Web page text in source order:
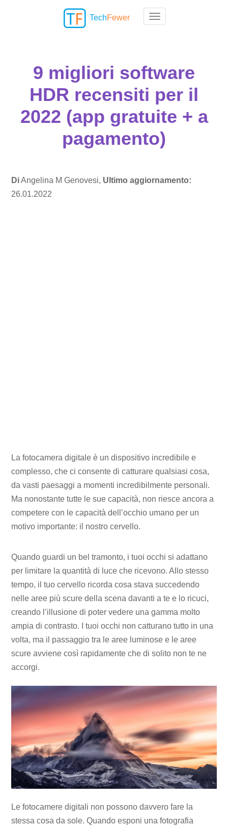
Toggle navigation
TechFewer
9 migliori software
HDR recensiti per il
2022 (app gratuite + a
pagamento)
DiAngelina M Genovesi, Ultimo aggiornamento:
26.01.2022
La fotocamera digitale è un dispositivo incredibile e
complesso, che ci consente di catturare qualsiasi cosa,
da vasti paesaggi a momenti incredibilmente personali.
Ma nonostante tutte le sue capacità, non riesce ancora a
competere con le capacità dell’occhio umano per un
motivo importante: il nostro cervello.
Quando guardi un bel tramonto, i tuoi occhi si adattano
per limitare la quantità di luce che ricevono. Allo stesso
tempo, il tuo cervello ricorda cosa stava succedendo
nelle aree più scure della scena davanti a te e lo ricuci,
creando l’illusione di poter vedere una gamma molto
ampia di contrasto. I tuoi occhi non catturano tutto in una
volta, ma il passaggio tra le aree luminose e le aree
scure avviene così rapidamente che di solito non te ne
accorgi.
Le fotocamere digitali non possono davvero fare la
stessa cosa da sole. Quando esponi una fotografia